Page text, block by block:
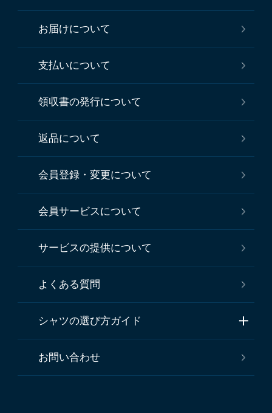
お届けについて
支払いについて
領収書の発行について
返品について
会員登録・変更について
会員サービスについて
サービスの提供について
よくある質問
シャツの選び方ガイド
お問い合わせ